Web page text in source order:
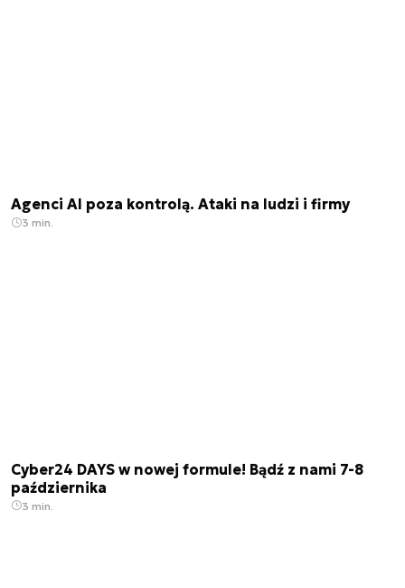
Agenci AI poza kontrolą. Ataki na ludzi i firmy
3 min.
Cyber24 DAYS w nowej formule! Bądź z nami 7-8
października
3 min.